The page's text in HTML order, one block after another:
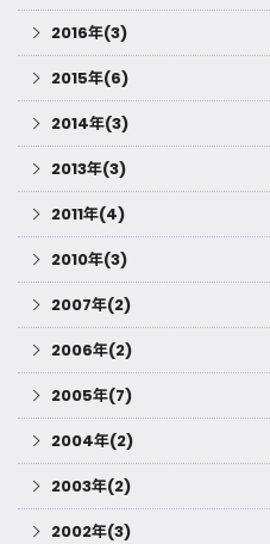
2016年(3)
2015年(6)
2014年(3)
2013年(3)
2011年(4)
2010年(3)
2007年(2)
2006年(2)
2005年(7)
2004年(2)
2003年(2)
2002年(3)